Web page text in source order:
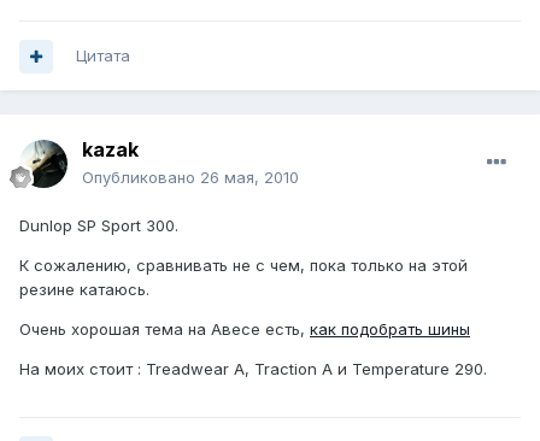
Цитата
kazak
Опубликовано 26 мая, 2010
Dunlop SP Sport 300.
К сожалению, сравнивать не с чем, пока только на этой
резине катаюсь.
Очень хорошая тема на Авесе есть, как подобрать шины
На моих стоит : Treadwear A, Traction A и Temperature 290.